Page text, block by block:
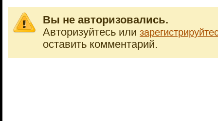
Вы не авторизовались.
Авторизуйтесь или
оставить комментарий.